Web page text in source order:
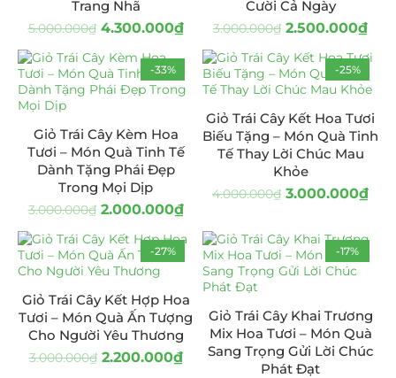
Trang Nhã
5.000.000₫ 4.300.000₫
Cười Cả Ngày
3.000.000₫ 2.500.000₫
-33%
Giỏ Trái Cây Kèm Hoa
Tươi – Món Quà Tinh Tế
Dành Tặng Phái Đẹp
Trong Mọi Dịp
3.000.000₫ 2.000.000₫
-25%
Giỏ Trái Cây Kết Hoa Tươi
Biếu Tặng – Món Quà Tinh
Tế Thay Lời Chúc Mau
Khỏe
4.000.000₫ 3.000.000₫
-27%
Giỏ Trái Cây Kết Hợp Hoa
Tươi – Món Quà Ấn Tượng
Cho Người Yêu Thương
3.000.000₫ 2.200.000₫
-17%
Giỏ Trái Cây Khai Trương
Mix Hoa Tươi – Món Quà
Sang Trọng Gửi Lời Chúc
Phát Đạt